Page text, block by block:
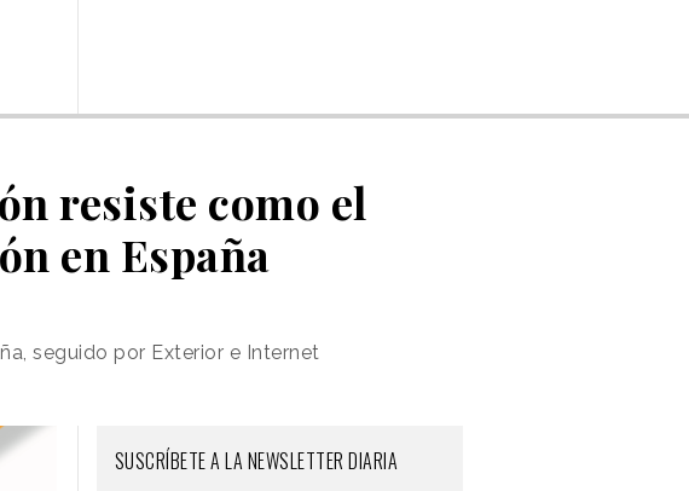
resiste como el
en España
seguido por Exterior e Internet
SUSCRÍBETE A LA NEWSLETTER DIARIA